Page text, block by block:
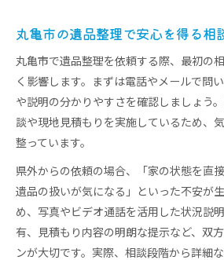
遺品整理の迅速な対応を可能
地元密着の遺品整理サービ
遺品の仕分けと買取で費用
遠方から依頼する遺品整理の安
遠方からも安心して遺品整
遺品整理業者との事前打ち合
オンライン相談を活用した遺
遠隔地からの遺品整理で役立
現地立ち会いができない場
遺品整理で大切な思い出を守る
丸亀市の遺品整理で安心を得る相
丸亀市で遺品整理を依頼する際、最初の
く影響します。まずは電話やメールで問
や説明の分かりやすさを確認しましょう
談や現地見積もりを実施しているため、
整っています。
県外からの依頼の場合、「家の状態を直
遺品の扱いが気になる」といった不安が
め、写真やビデオ通話を活用した状況説
有、見積もり内容の明朗な提示など、双
ンが大切です。実際、相談段階から詳細